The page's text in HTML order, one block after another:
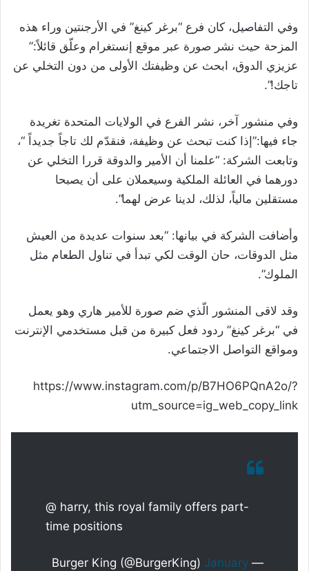
وفي التفاصيل، كان فرع “برغر كينغ” في الأرجنتين وراء هذه
المزحة حيث نشر صورة عبر موقع إنستغرام وعلّق قائلاً:”
عزيزي الدوق، ابحث عن وظيفتك الأولى من دون التخلي عن
تاجك!”.
وفي منشور آخر، نشر الفرع في الولايات المتحدة تغريدة
جاء فيها:”إذا كنت تبحث عن وظيفة، فنقدّم لك تاجاً جديداً “،
وتابعت الشركة: “علمنا أن الأمير والدوقة قررا التخلي عن
دورهما في العائلة الملكية وسيعملان على أن يصبحا
مستقلين مالياً، لذلك، لدينا عرض لهما”.
وأضافت الشركة في بيانها: “بعد سنوات عديدة من العيش
مثل الدوقات، حان الوقت لكي تبدأ في تناول الطعام مثل
الملوك”.
وقد لاقى المنشور الّذي ضم صورة للأمير هاري وهو يعمل
في “برغر كينغ” ردود فعل كبيرة من قبل مستخدمي الإنترنت
ومواقع التواصل الاجتماعي.
https://www.instagram.com/p/B7HO6PQnA2o/?
utm_source=ig_web_copy_link
@ harry, this royal family offers part-
time positions
— Burger King (@BurgerKing)
January